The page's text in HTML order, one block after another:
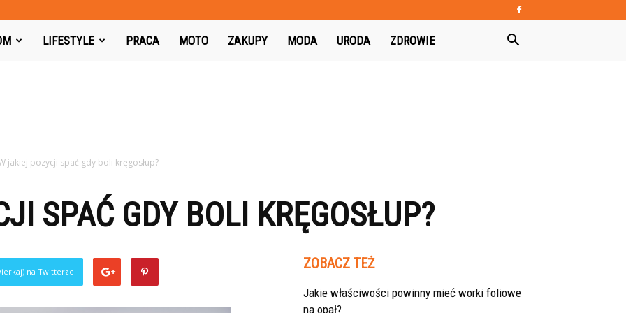
LIFESTYLE PRACA MOTO ZAKUPY MODA URODA ZDROWIE
jakiej pozycji spać gdy boli kręgosłup?
SPAĆ GDY BOLI KRĘGOSŁUP?
na Twitterze ZOBACZ TEŻ
Jakie właściwości powinny mieć worki foliowe
na opał?